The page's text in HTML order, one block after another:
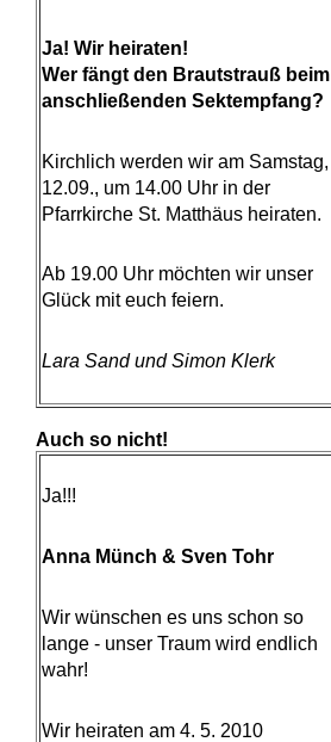
Ja! Wir heiraten!
Wer fängt den Brautstrauß beim
anschließenden Sektempfang?
Kirchlich werden wir am Samstag,
12.09., um 14.00 Uhr in der
Pfarrkirche St. Matthäus heiraten.
Ab 19.00 Uhr möchten wir unser
Glück mit euch feiern.
Lara Sand und Simon Klerk
Auch so nicht!
Ja!!!
Anna Münch & Sven Tohr
Wir wünschen es uns schon so
lange - unser Traum wird endlich
wahr!
Wir heiraten am 4. 5. 2010